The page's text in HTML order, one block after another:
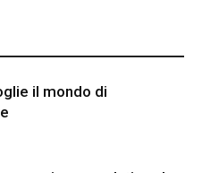
il mondo di